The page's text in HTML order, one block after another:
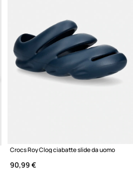
Crocs Roy Clog ciabatte slide da uomo
90,99 €